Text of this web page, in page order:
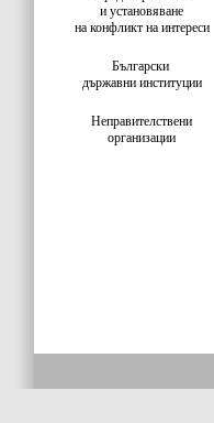
и установяване
на конфликт на интереси
Български
държавни институции
Неправителствени
организации